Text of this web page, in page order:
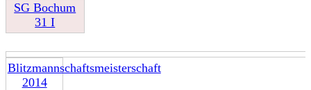
SG Bochum
31 I
Blitzmannschaftsmeisterschaft
2014